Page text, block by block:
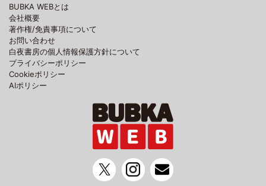
BUBKA WEBとは
会社概要
著作権/免責事項について
お問い合わせ
白夜書房の個人情報保護方針について
プライバシーポリシー
Cookieポリシー
AIポリシー